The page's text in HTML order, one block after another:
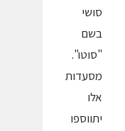
סושי
בשם
"סוטו".
מסעדות
אלו
יתווספו